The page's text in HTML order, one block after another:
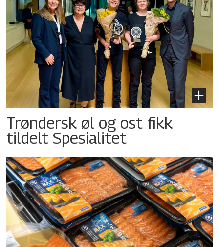
Trøndersk øl og ost fikk
tildelt Spesialitet